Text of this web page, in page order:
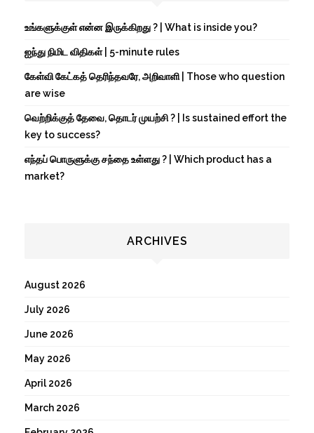
உங்களுக்குள் என்ன இருக்கிறது ? | What is inside you?
ஐந்து நிமிட விதிகள் | 5-minute rules
கேள்வி கேட்கத் தெரிந்தவரே, அறிவாளி | Those who question
are wise
வெற்றிக்குத் தேவை, தொடர் முயற்சி ? | Is sustained effort the
key to success?
எந்தப் பொருளுக்கு சந்தை உள்ளது ? | Which product has a
market?
ARCHIVES
August 2026
July 2026
June 2026
May 2026
April 2026
March 2026